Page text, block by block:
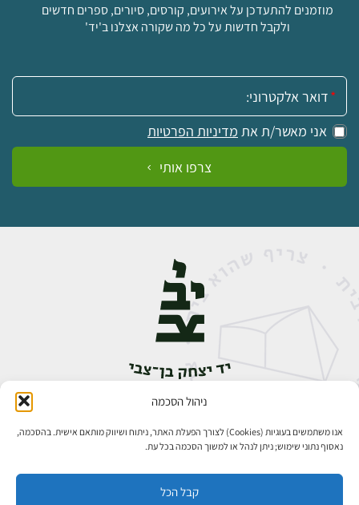
ניהול הסכמה
אנו משתמשים בעוגיות (Cookies) לצורך הפעלת האתר, ניתוח ושיווק מותאם אישית. בהסכמה,
נאסוף נתוני שימוש; ניתן לנהל או למשוך הסכמה בכל עת.
קבל הכל
מוזמנים להתעדכן על אירועים, קורסים, סיורים, ספרים חדשים
ולקבל חדשות על כל מה שקורה אצלנו ב'יד'
אימייל:
אני מאשר/ת את מדיניות הפרטיות
צרפו אותי
אבן גבירול 14, רחביה, ירושלים